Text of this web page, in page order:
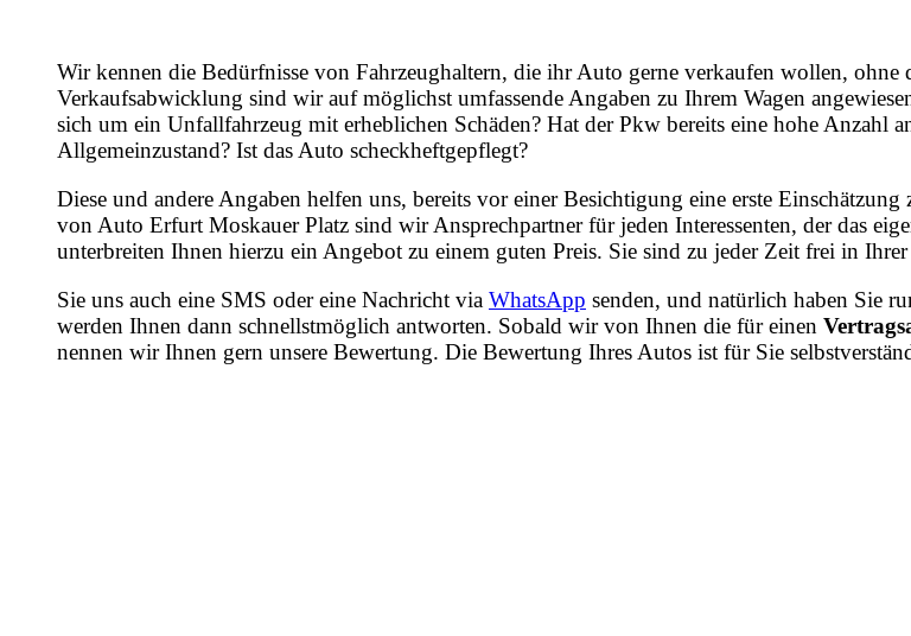
Wir kennen die Bedürfnisse von Fahrzeughaltern, die ihr Auto gerne verkaufen wollen, ohne
Verkaufsabwicklung sind wir auf möglichst umfassende Angaben zu Ihrem Wagen
sich um ein Unfallfahrzeug mit erheblichen Schäden? Hat der Pkw bereits eine hohe Anzahl
Allgemeinzustand? Ist das Auto scheckheftgepflegt?
Diese und andere Angaben helfen uns, bereits vor einer Besichtigung eine erste
von Auto Erfurt Moskauer Platz sind wir Ansprechpartner für jeden Interessenten, der das
unterbreiten Ihnen hierzu ein Angebot zu einem guten Preis. Sie sind zu jeder Zeit frei in
Sie uns auch eine SMS oder eine Nachricht via WhatsApp senden, und natürlich haben Sie
werden Ihnen dann schnellstmöglich antworten. Sobald wir von Ihnen die für einen
nennen wir Ihnen gern unsere Bewertung. Die Bewertung Ihres Autos ist für Sie